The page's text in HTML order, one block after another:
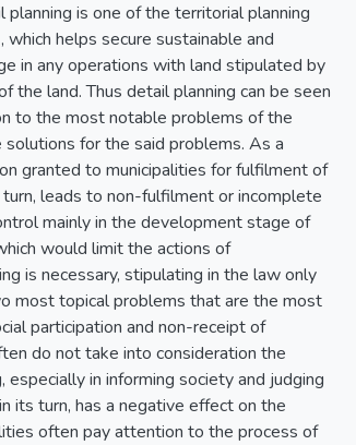
is one of the territorial planning
helps secure sustainable and
in any operations with land stipulated by
land. Thus detail planning can be seen
to the most notable problems of the
for the said problems. As a
granted to municipalities for fulfilment of
leads to non-fulfilment or incomplete
mainly in the development stage of
would limit the actions of
is necessary, stipulating in the law only
most topical problems that are the most
participation and non-receipt of
do not take into consideration the
in informing society and judging
its turn, has a negative effect on the
often pay attention to the process of